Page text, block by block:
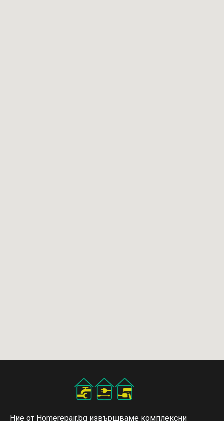
Ние от Homerepair.bg извършваме комплексни